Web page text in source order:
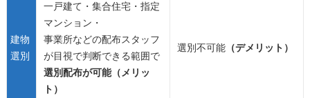
建物
選別
一戸建て・集合住宅・指定
マンション・
事業所などの配布スタッフ
が目視で判断できる範囲で
選別配布が可能（メリッ
ト）
選別不可能（デメリット）